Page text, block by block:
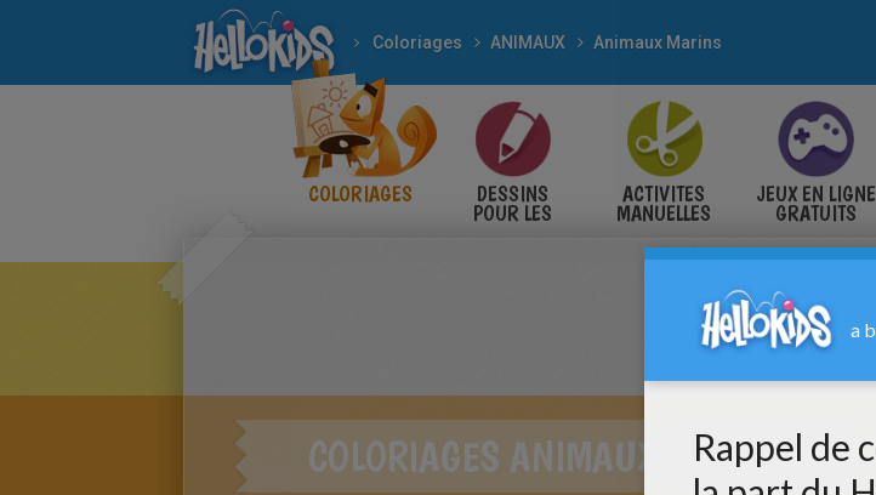
Coloriages ANIMAUX Animaux Marins
COLORIAGES DESSINS
POUR LES
ACTIVITES
MANUELLES
JEUX EN LIGNE
GRATUITS
COLORIAGES ANIMAUX MARINS